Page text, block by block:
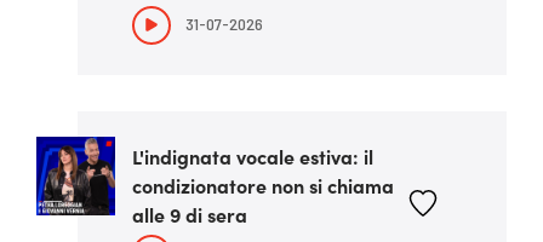
31-07-2026
L'indignata vocale estiva: il
condizionatore non si chiama
alle 9 di sera